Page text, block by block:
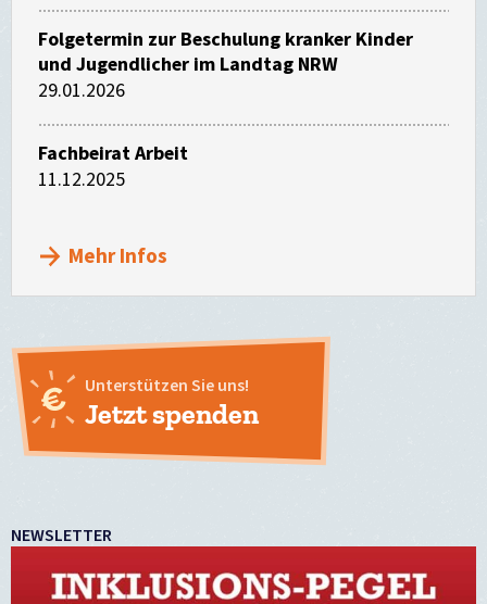
Folgetermin zur Beschulung kranker Kinder
und Jugendlicher im Landtag NRW
29.01.2026
Fachbeirat Arbeit
11.12.2025
Mehr Infos
Unterstützen Sie uns!
Jetzt spenden
NEWSLETTER